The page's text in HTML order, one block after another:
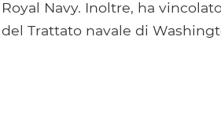
Royal Navy. Inoltre, ha
del Trattato navale di